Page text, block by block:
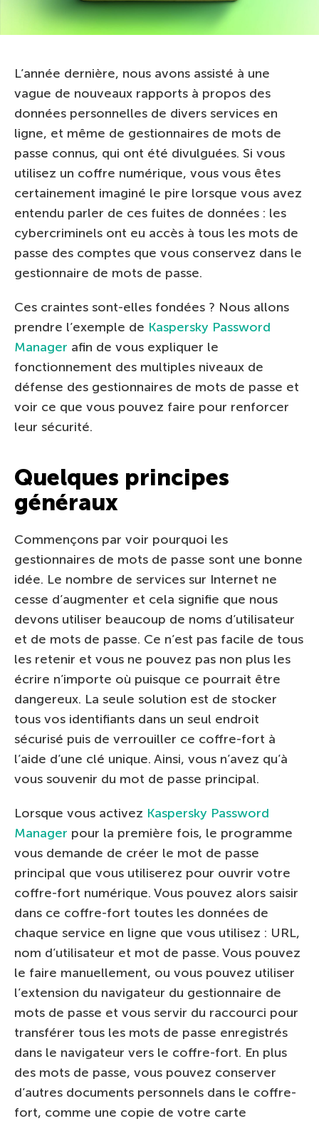
L’année dernière, nous avons assisté à une
vague de nouveaux rapports à propos des
données personnelles de divers services en
ligne, et même de gestionnaires de mots de
passe connus, qui ont été divulguées. Si vous
utilisez un coffre numérique, vous vous êtes
certainement imaginé le pire lorsque vous avez
entendu parler de ces fuites de données : les
cybercriminels ont eu accès à tous les mots de
passe des comptes que vous conservez dans le
gestionnaire de mots de passe.
Ces craintes sont-elles fondées ? Nous allons
prendre l’exemple de Kaspersky Password
Manager afin de vous expliquer le
fonctionnement des multiples niveaux de
défense des gestionnaires de mots de passe et
voir ce que vous pouvez faire pour renforcer
leur sécurité.
Quelques principes
généraux
Commençons par voir pourquoi les
gestionnaires de mots de passe sont une bonne
idée. Le nombre de services sur Internet ne
cesse d’augmenter et cela signifie que nous
devons utiliser beaucoup de noms d’utilisateur
et de mots de passe. Ce n’est pas facile de tous
les retenir et vous ne pouvez pas non plus les
écrire n’importe où puisque ce pourrait être
dangereux. La seule solution est de stocker
tous vos identifiants dans un seul endroit
sécurisé puis de verrouiller ce coffre-fort à
l’aide d’une clé unique. Ainsi, vous n’avez qu’à
vous souvenir du mot de passe principal.
Lorsque vous activez Kaspersky Password
Manager pour la première fois, le programme
vous demande de créer le mot de passe
principal que vous utiliserez pour ouvrir votre
coffre-fort numérique. Vous pouvez alors saisir
dans ce coffre-fort toutes les données de
chaque service en ligne que vous utilisez : URL,
nom d’utilisateur et mot de passe. Vous pouvez
le faire manuellement, ou vous pouvez utiliser
l’extension du navigateur du gestionnaire de
mots de passe et vous servir du raccourci pour
transférer tous les mots de passe enregistrés
dans le navigateur vers le coffre-fort. En plus
des mots de passe, vous pouvez conserver
d’autres documents personnels dans le coffre-
fort, comme une copie de votre carte